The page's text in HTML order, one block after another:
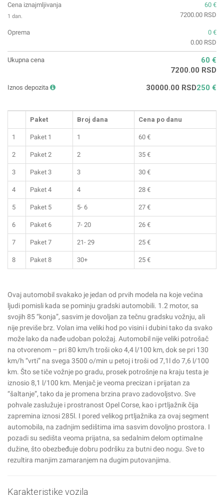
Cena iznajmljivanja
60 €
7200.00 RSD
1 dan.
Oprema
0 €
0.00 RSD
Ukupna cena
60 €
7200.00 RSD
Iznos depozita 250 €
30000.00 RSD
Paket Broj dana Cena po danu
1 Paket 1 1 60 €
2 Paket 2 2 35 €
3 Paket 3 3 30 €
4 Paket 4 4 28 €
5 Paket 5 5- 6 27 €
6 Paket 6 7- 20 26 €
7 Paket 7 21- 29 25 €
8 Paket 8 30+ 25 €
Ovaj automobil svakako je jedan od prvih modela na koje većina
ljudi pomisli kada se pominju gradski automobili. 1.2 motor, sa
svojih 85 “konja”, sasvim je dovoljan za tečnu gradsku vožnju, ali
nije previše brz. Volan ima veliki hod po visini i dubini tako da svako
može lako da nađe udoban položaj. Automobil nije veliki potrošač
na otvorenom – pri 80 km/h troši oko 4,4 l/100 km, dok se pri 130
km/h “vrti” na svega 3500 o/min u petoj i troši od 7,1l do 7,6 l/100
km. Što se tiče vožnje po gradu, prosek potrošnje na kraju testa je
iznosio 8,1 l/100 km. Menjač je veoma precizan i prijatan za
“šaltanje”, tako da je promena brzina pravo zadovoljstvo. Sve
pohvale zaslužuje i prostranost Opel Corse, kao i prtljažnik čija
zapremina iznosi 285l. I pored velikog prtljažnika za ovaj segment
automobila, na zadnjim sedištima ima sasvim dovoljno prostora. I
pozadi su sedišta veoma prijatna, sa sedalnim delom optimalne
dužine, što obezbeđuje dobru podršku za butni deo nogu. Sve to
rezultira manjim zamaranjem na dugim putovanjima.
Karakteristike vozila